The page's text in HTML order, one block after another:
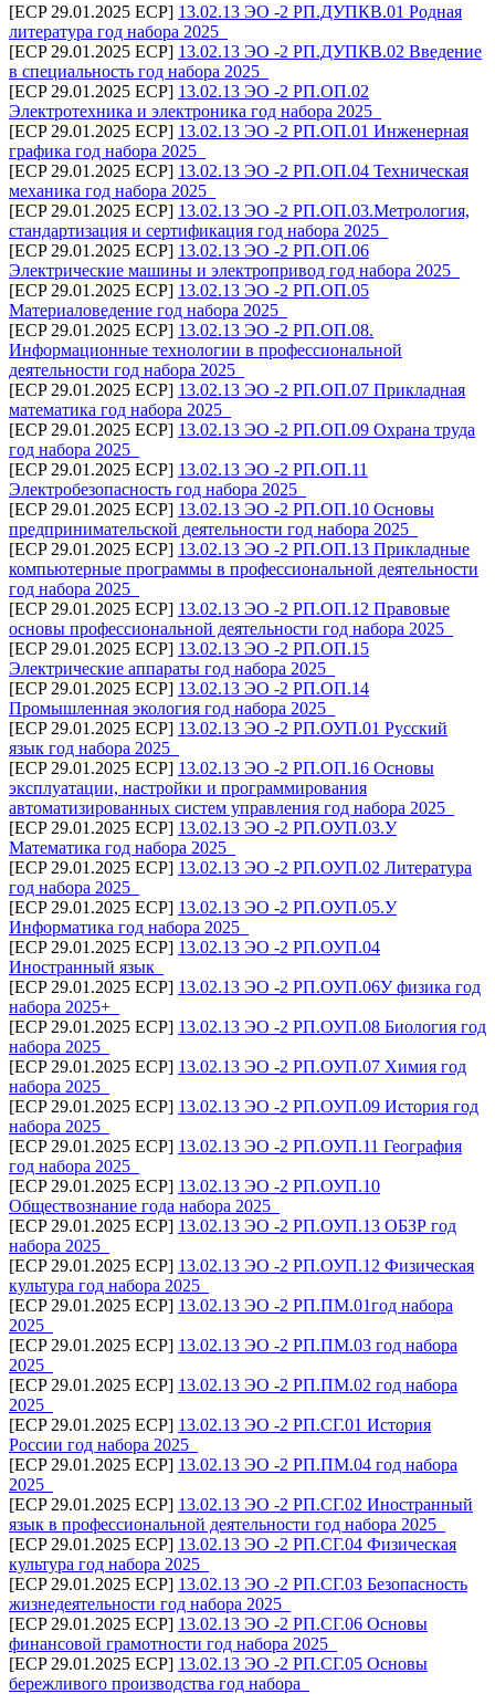
[ECP 29.01.2025 ECP] 13.02.13 ЭО -2 РП.ДУПКВ.01 Родная
литература год набора 2025_
[ECP 29.01.2025 ECP] 13.02.13 ЭО -2 РП.ДУПКВ.02 Введение
в специальность год набора 2025_
[ECP 29.01.2025 ECP] 13.02.13 ЭО -2 РП.ОП.02
Электротехника и электроника год набора 2025_
[ECP 29.01.2025 ECP] 13.02.13 ЭО -2 РП.ОП.01 Инженерная
графика год набора 2025_
[ECP 29.01.2025 ECP] 13.02.13 ЭО -2 РП.ОП.04 Техническая
механика год набора 2025_
[ECP 29.01.2025 ECP] 13.02.13 ЭО -2 РП.ОП.03.Метрология,
стандартизация и сертификация год набора 2025_
[ECP 29.01.2025 ECP] 13.02.13 ЭО -2 РП.ОП.06
Электрические машины и электропривод год набора 2025_
[ECP 29.01.2025 ECP] 13.02.13 ЭО -2 РП.ОП.05
Материаловедение год набора 2025_
[ECP 29.01.2025 ECP] 13.02.13 ЭО -2 РП.ОП.08.
Информационные технологии в профессиональной
деятельности год набора 2025_
[ECP 29.01.2025 ECP] 13.02.13 ЭО -2 РП.ОП.07 Прикладная
математика год набора 2025_
[ECP 29.01.2025 ECP] 13.02.13 ЭО -2 РП.ОП.09 Охрана труда
год набора 2025_
[ECP 29.01.2025 ECP] 13.02.13 ЭО -2 РП.ОП.11
Электробезопасность год набора 2025_
[ECP 29.01.2025 ECP] 13.02.13 ЭО -2 РП.ОП.10 Основы
предпринимательской деятельности год набора 2025_
[ECP 29.01.2025 ECP] 13.02.13 ЭО -2 РП.ОП.13 Прикладные
компьютерные программы в профессиональной деятельности
год набора 2025_
[ECP 29.01.2025 ECP] 13.02.13 ЭО -2 РП.ОП.12 Правовые
основы профессиональной деятельности год набора 2025_
[ECP 29.01.2025 ECP] 13.02.13 ЭО -2 РП.ОП.15
Электрические аппараты год набора 2025_
[ECP 29.01.2025 ECP] 13.02.13 ЭО -2 РП.ОП.14
Промышленная экология год набора 2025_
[ECP 29.01.2025 ECP] 13.02.13 ЭО -2 РП.ОУП.01 Русский
язык год набора 2025_
[ECP 29.01.2025 ECP] 13.02.13 ЭО -2 РП.ОП.16 Основы
эксплуатации, настройки и программирования
автоматизированных систем управления год набора 2025_
[ECP 29.01.2025 ECP] 13.02.13 ЭО -2 РП.ОУП.03.У
Математика год набора 2025_
[ECP 29.01.2025 ECP] 13.02.13 ЭО -2 РП.ОУП.02 Литература
год набора 2025_
[ECP 29.01.2025 ECP] 13.02.13 ЭО -2 РП.ОУП.05.У
Информатика год набора 2025_
[ECP 29.01.2025 ECP] 13.02.13 ЭО -2 РП.ОУП.04
Иностранный язык_
[ECP 29.01.2025 ECP] 13.02.13 ЭО -2 РП.ОУП.06У физика год
набора 2025+_
[ECP 29.01.2025 ECP] 13.02.13 ЭО -2 РП.ОУП.08 Биология год
набора 2025_
[ECP 29.01.2025 ECP] 13.02.13 ЭО -2 РП.ОУП.07 Химия год
набора 2025_
[ECP 29.01.2025 ECP] 13.02.13 ЭО -2 РП.ОУП.09 История год
набора 2025_
[ECP 29.01.2025 ECP] 13.02.13 ЭО -2 РП.ОУП.11 География
год набора 2025_
[ECP 29.01.2025 ECP] 13.02.13 ЭО -2 РП.ОУП.10
Обществознание года набора 2025_
[ECP 29.01.2025 ECP] 13.02.13 ЭО -2 РП.ОУП.13 ОБЗР год
набора 2025_
[ECP 29.01.2025 ECP] 13.02.13 ЭО -2 РП.ОУП.12 Физическая
культура год набора 2025_
[ECP 29.01.2025 ECP] 13.02.13 ЭО -2 РП.ПМ.01год набора
2025_
[ECP 29.01.2025 ECP] 13.02.13 ЭО -2 РП.ПМ.03 год набора
2025_
[ECP 29.01.2025 ECP] 13.02.13 ЭО -2 РП.ПМ.02 год набора
2025_
[ECP 29.01.2025 ECP] 13.02.13 ЭО -2 РП.СГ.01 История
России год набора 2025_
[ECP 29.01.2025 ECP] 13.02.13 ЭО -2 РП.ПМ.04 год набора
2025_
[ECP 29.01.2025 ECP] 13.02.13 ЭО -2 РП.СГ.02 Иностранный
язык в профессиональной деятельности год набора 2025_
[ECP 29.01.2025 ECP] 13.02.13 ЭО -2 РП.СГ.04 Физическая
культура год набора 2025_
[ECP 29.01.2025 ECP] 13.02.13 ЭО -2 РП.СГ.03 Безопасность
жизнедеятельности год набора 2025_
[ECP 29.01.2025 ECP] 13.02.13 ЭО -2 РП.СГ.06 Основы
финансовой грамотности год набора 2025_
[ECP 29.01.2025 ECP] 13.02.13 ЭО -2 РП.СГ.05 Основы
бережливого производства год набора_